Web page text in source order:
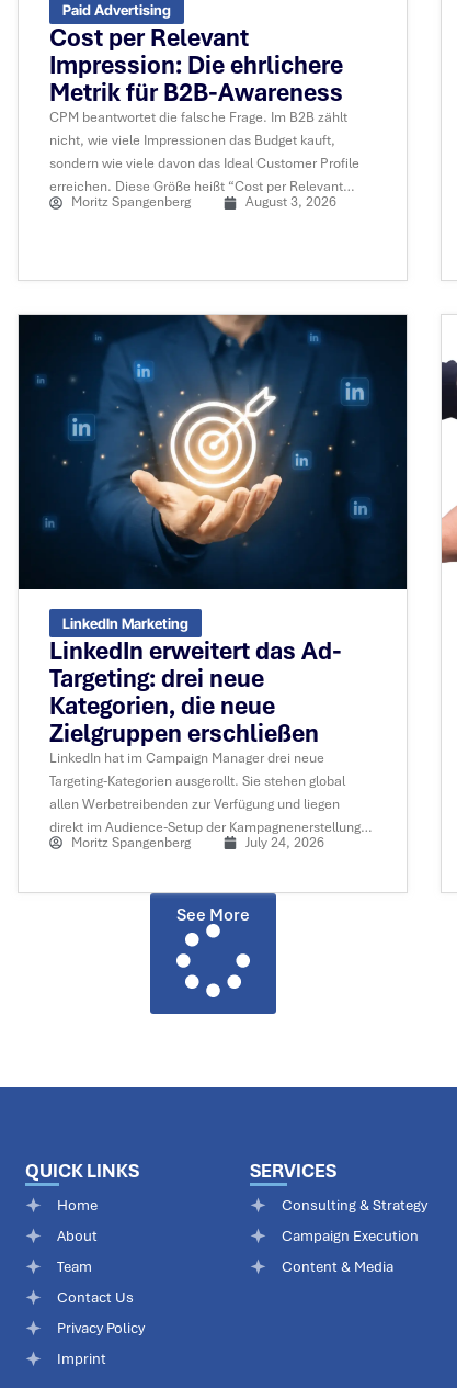
Paid Advertising
Cost per Relevant
Impression: Die ehrlichere
Metrik für B2B-Awareness
CPM beantwortet die falsche Frage. Im B2B zählt
nicht, wie viele Impressionen das Budget kauft,
sondern wie viele davon das Ideal Customer Profile
erreichen. Diese Größe heißt “Cost per Relevant
Impression”.....
Moritz Spangenberg August 3, 2026
LinkedIn Marketing
LinkedIn erweitert das Ad-
Targeting: drei neue
Kategorien, die neue
Zielgruppen erschließen
LinkedIn hat im Campaign Manager drei neue
Targeting-Kategorien ausgerollt. Sie stehen global
allen Werbetreibenden zur Verfügung und liegen
direkt im Audience-Setup der Kampagnenerstellung.
Neu sind zusätzliche Merkmale im Company
und ein Device Targeting.....
Moritz Spangenberg July 24, 2026
See More
QUICK LINKS
Home
About
Team
Contact Us
Privacy Policy
Imprint
SERVICES
Consulting & Strategy
Campaign Execution
Content & Media